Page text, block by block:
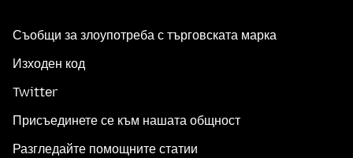
Съобщи за злоупотреба с търговската марка
Изходен код
Twitter
Присъединете се към нашата общност
Разгледайте помощните статии